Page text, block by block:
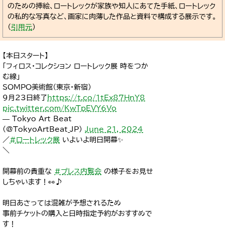
のための挿絵、ロートレックが家族や知人にあてた手紙、ロートレック
の私的な写真など、画家に肉薄した作品と資料で構成する展示です。
（ 引用元）
【本日スタート】
「フィロス・コレクション ロートレック展 時をつか
む線」
SOMPO美術館（東京・新宿）
9月23日終了 https://t.co/1tEx87HnY8
pic.twitter.com/KwTpEVY6Vo
— Tokyo Art Beat
(@TokyoArtBeat_JP) June 21, 2024
／ #ロートレック展 いよいよ明日開幕✨
＼
開幕前の貴重な #プレス内覧会 の様子をお見せ
しちゃいます！👀♪
明日あさっては混雑が予想されるため
事前チケットの購入と日時指定予約がおすすめで
す！